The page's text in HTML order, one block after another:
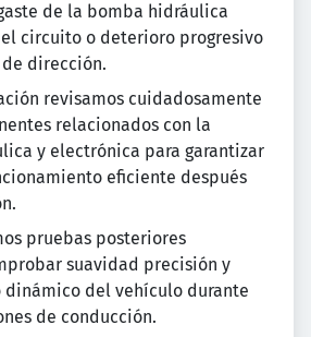
de la bomba hidráulica
circuito o deterioro progresivo
dirección.
revisamos cuidadosamente
relacionados con la
y electrónica para garantizar
eficiente después
pruebas posteriores
suavidad precisión y
del vehículo durante
de conducción.